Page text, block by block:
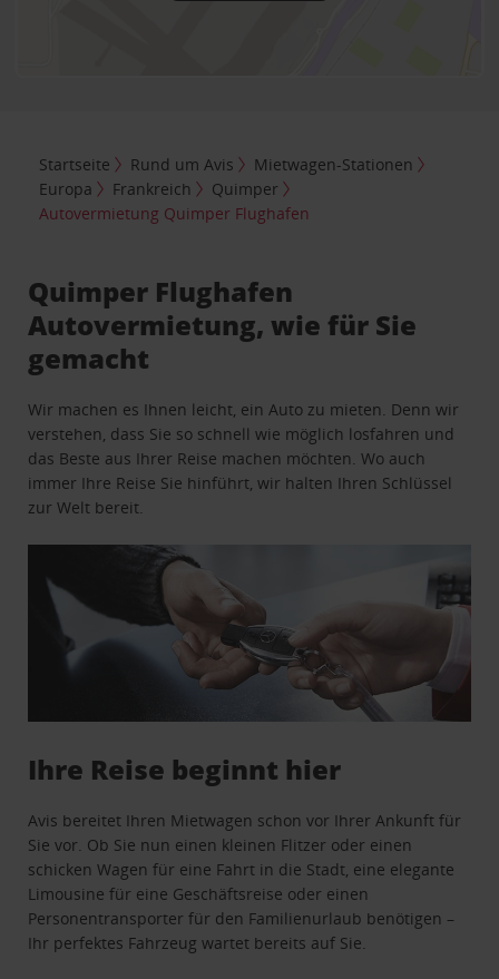
Startseite Rund um Avis
Mietwagen-Stationen
Europa
Frankreich
Quimper
Autovermietung Quimper Flughafen
Quimper Flughafen
Autovermietung, wie für Sie
gemacht
Wir machen es Ihnen leicht, ein Auto zu mieten. Denn wir
verstehen, dass Sie so schnell wie möglich losfahren und
das Beste aus Ihrer Reise machen möchten. Wo auch
immer Ihre Reise Sie hinführt, wir halten Ihren Schlüssel
zur Welt bereit.
Ihre Reise beginnt hier
Avis bereitet Ihren Mietwagen schon vor Ihrer Ankunft für
Sie vor. Ob Sie nun einen kleinen Flitzer oder einen
schicken Wagen für eine Fahrt in die Stadt, eine elegante
Limousine für eine Geschäftsreise oder einen
Personentransporter für den Familienurlaub benötigen –
Ihr perfektes Fahrzeug wartet bereits auf Sie.